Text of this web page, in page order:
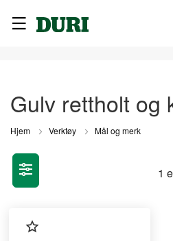
Gulv rettholt og
Hjem Verktøy Mål og merk
1